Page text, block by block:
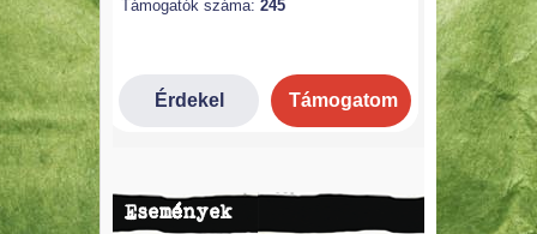
Események